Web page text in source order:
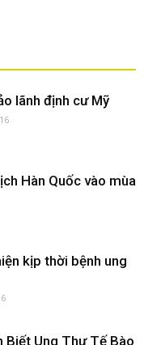
lãnh định cư Mỹ
Hàn Quốc vào mùa
kịp thời bệnh ung
Biết Ung Thư Tế Bào